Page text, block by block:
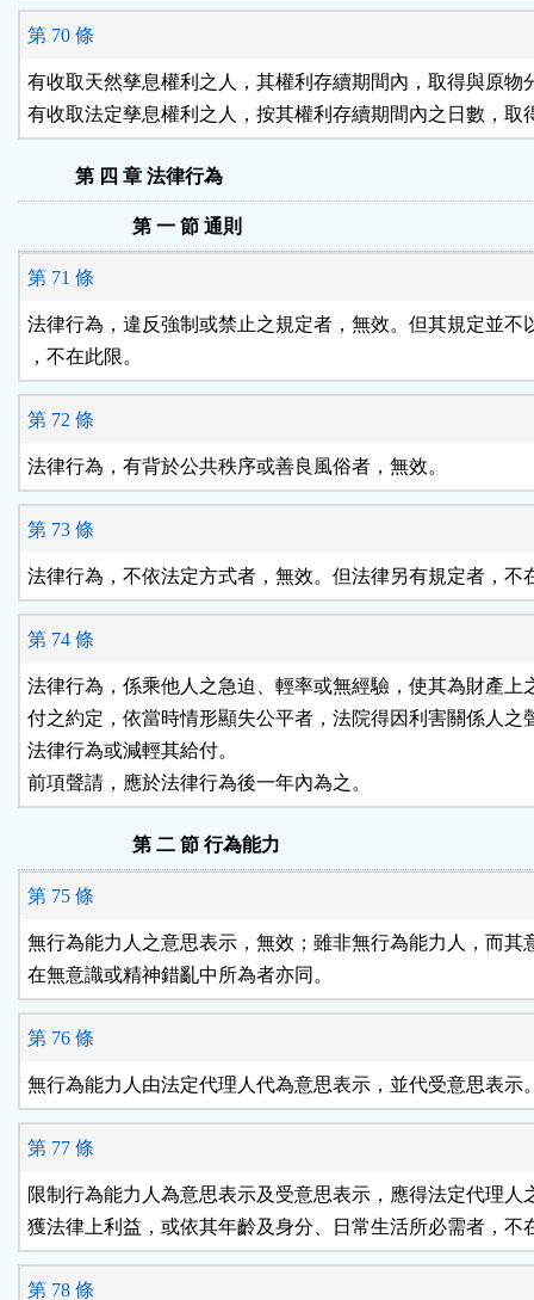
第 70 條
有收取天然孳息權利之人，其權利存續期間內，取得與原物
有收取法定孳息權利之人，按其權利存續期間內之日數，取
第 四 章 法律行為
第 一 節 通則
第 71 條
法律行為，違反強制或禁止之規定者，無效。但其規定並不
，不在此限。
第 72 條
法律行為，有背於公共秩序或善良風俗者，無效。
第 73 條
法律行為，不依法定方式者，無效。但法律另有規定者，不
第 74 條
法律行為，係乘他人之急迫、輕率或無經驗，使其為財產上
付之約定，依當時情形顯失公平者，法院得因利害關係人之
法律行為或減輕其給付。
前項聲請，應於法律行為後一年內為之。
第 二 節 行為能力
第 75 條
無行為能力人之意思表示，無效；雖非無行為能力人，而其
在無意識或精神錯亂中所為者亦同。
第 76 條
無行為能力人由法定代理人代為意思表示，並代受意思表示
第 77 條
限制行為能力人為意思表示及受意思表示，應得法定代理人
獲法律上利益，或依其年齡及身分、日常生活所必需者，不
第 78 條